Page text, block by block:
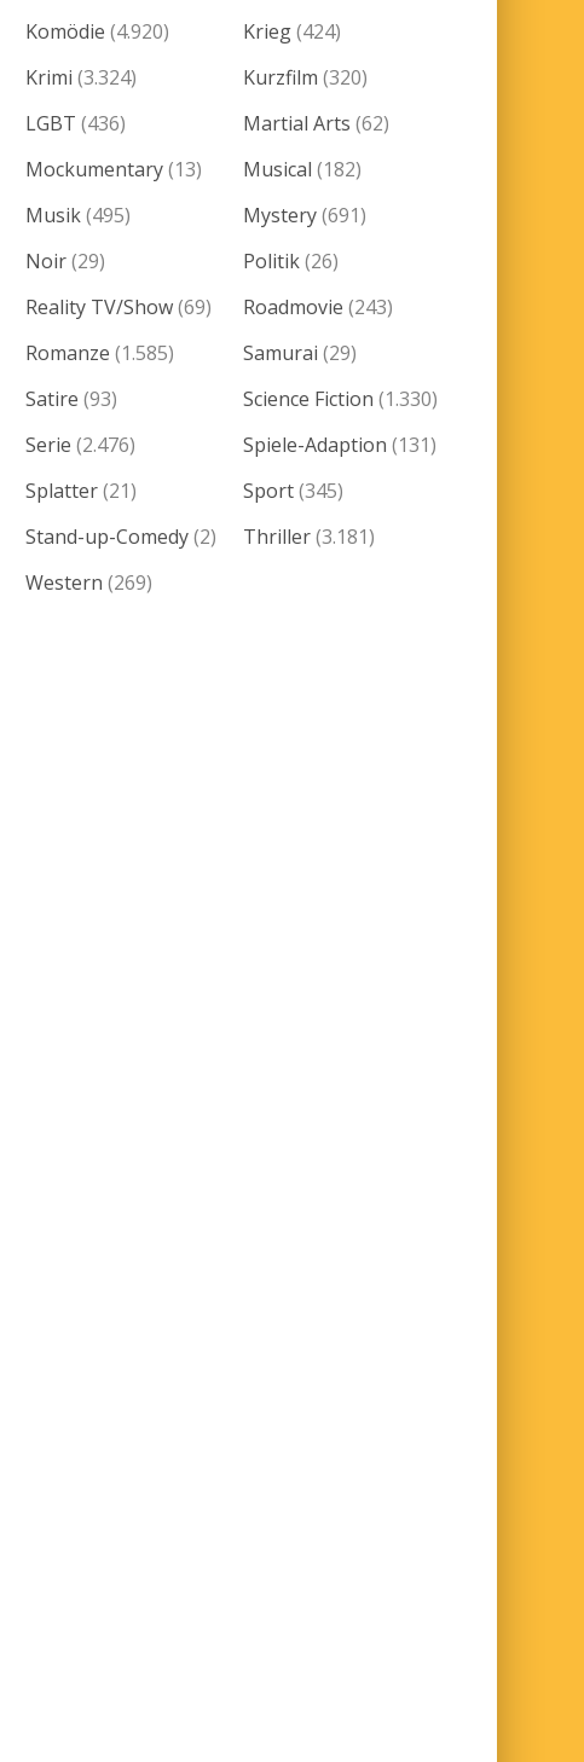
Komödie (4.920) Krieg(424)
Krimi (3.324) Kurzfilm (320)
LGBT (436) Martial Arts (62)
Mockumentary(13) Musical (182)
Musik(495) Mystery(691)
Noir(29) Politik(26)
Reality TV/Show(69) Roadmovie (243)
Romanze (1.585) Samurai (29)
Satire (93) Science Fiction (1.330)
Serie (2.476) Spiele-Adaption (131)
Splatter(21) Sport(345)
Stand-up-Comedy(2) Thriller(3.181)
Western (269)